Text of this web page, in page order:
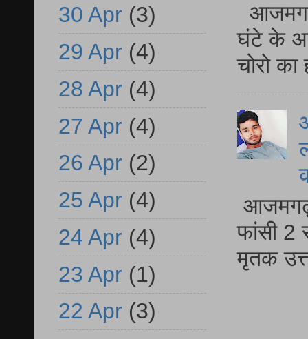
घंटे के
चोरो
आजमगढ़
फांसी 2
मृतक
30 Apr (3)
29 Apr (4)
28 Apr (4)
27 Apr (4)
26 Apr (2)
25 Apr (4)
24 Apr (4)
23 Apr (1)
22 Apr (3)